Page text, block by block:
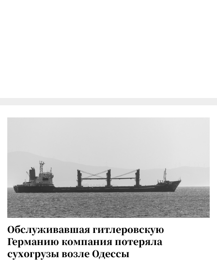
Обслуживавшая гитлеровскую
Германию компания потеряла
сухогрузы возле Одессы